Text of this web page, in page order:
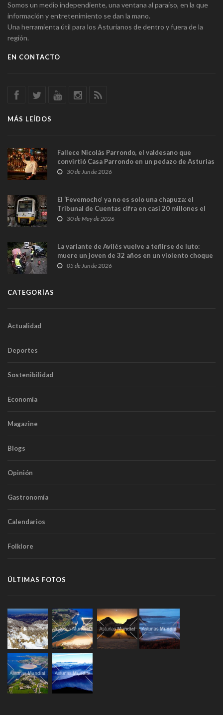
Somos un medio independiente, una ventana al paraíso, en la que
información y entretenimiento se dan la mano.
Una herramienta útil para los Asturianos de dentro y fuera de la
región.
EN CONTACTO
MÁS LEÍDOS
Fallece Nicolás Parrondo, el valdesano que
convirtió Casa Parrondo en un pedazo de Asturias
en Madrid
30 de Jun de 2026
El ‘Fevemocho’ ya no es solo una chapuza: el
Tribunal de Cuentas cifra en casi 20 millones el
sobrecoste de los trenes que no cabían por los
30 de May de 2026
La variante de Avilés vuelve a teñirse de luto:
muere un joven de 32 años en un violento choque
frontal
05 de Jun de 2026
CATEGORÍAS
Actualidad
Deportes
Sostenibilidad
Economía
Magazine
Blogs
Opinión
Gastronomía
Calendarios
Folklore
ÚLTIMAS FOTOS